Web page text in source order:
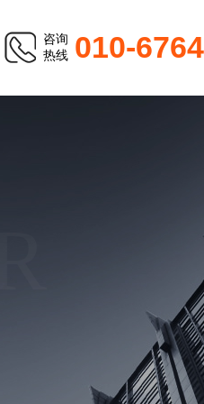
咨询
热线 010-